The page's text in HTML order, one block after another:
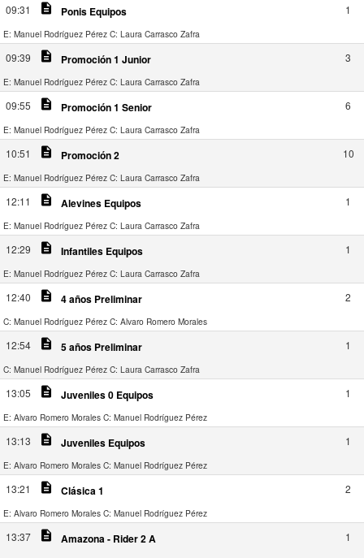
09:31 description Ponis Equipos 1
E: Manuel Rodríguez Pérez C: Laura Carrasco Zafra
09:39 description Promoción 1 Junior 3
E: Manuel Rodríguez Pérez C: Laura Carrasco Zafra
09:55 description Promoción 1 Senior 6
E: Manuel Rodríguez Pérez C: Laura Carrasco Zafra
10:51 description Promoción 2 10
E: Manuel Rodríguez Pérez C: Laura Carrasco Zafra
12:11 description Alevines Equipos 1
E: Manuel Rodríguez Pérez C: Laura Carrasco Zafra
12:29 description Infantiles Equipos 1
E: Manuel Rodríguez Pérez C: Laura Carrasco Zafra
12:40 description 4 años Preliminar 2
C: Manuel Rodríguez Pérez C: Alvaro Romero Morales
12:54 description 5 años Preliminar 1
C: Manuel Rodríguez Pérez C: Laura Carrasco Zafra
13:05 description Juveniles 0 Equipos 1
E: Alvaro Romero Morales C: Manuel Rodríguez Pérez
13:13 description Juveniles Equipos 1
E: Alvaro Romero Morales C: Manuel Rodríguez Pérez
13:21 description Clásica 1 2
E: Alvaro Romero Morales C: Manuel Rodríguez Pérez
13:37 description Amazona - Rider 2 A 1